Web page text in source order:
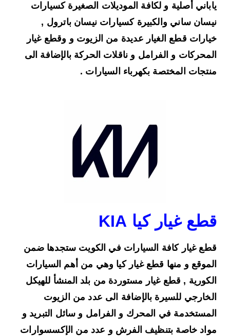
ياباني أصلية و لكافة الموديلات الصغيرة كسيارات
نيسان ساني والكبيرة كسيارات نيسان باترول ,
خيارات قطع الغيار عديدة من الزيوت و وقطع غيار
المحركات و الفرامل و ناقلات الحركة بالإضافة الى
منتجات المختصة بكهرباء السيارات .
قطع غيار كيا KIA
قطع غيار كافة السيارات في الكويت ستجدها ضمن
الموقع و منها قطع غيار كيا وهي من أهم السيارات
الكورية , قطع غيار مستوردة من بلد المنشأ للهيكل
الخارجي للسيرة بالإضافة الى عدد من الزيوت
المستخدمة في المحرك و الفرامل و سائل التبريد و
مواد خاصة بتنظيف الفرش و عدد من الإكسسوارات